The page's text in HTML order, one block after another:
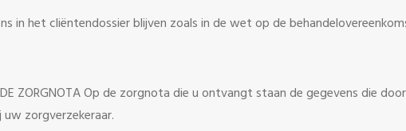
in het cliëntendossier blijven zoals in de wet op de
DE ZORGNOTA Op de zorgnota die u ontvangt staan de gegevens die
uw zorgverzekeraar.